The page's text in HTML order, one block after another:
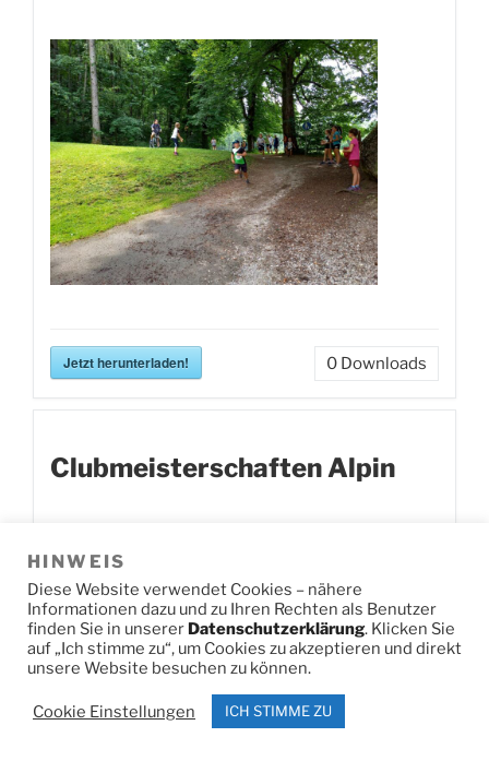
Jetzt herunterladen! 0 Downloads
Clubmeisterschaften Alpin
HINWEIS
Diese Website verwendet Cookies – nähere
Informationen dazu und zu Ihren Rechten als Benutzer
finden Sie in unsererDatenschutzerklärung. Klicken Sie
auf „Ich stimme zu“, um Cookies zu akzeptieren und direkt
unsere Website besuchen zu können.
Cookie Einstellungen ICH STIMME ZU